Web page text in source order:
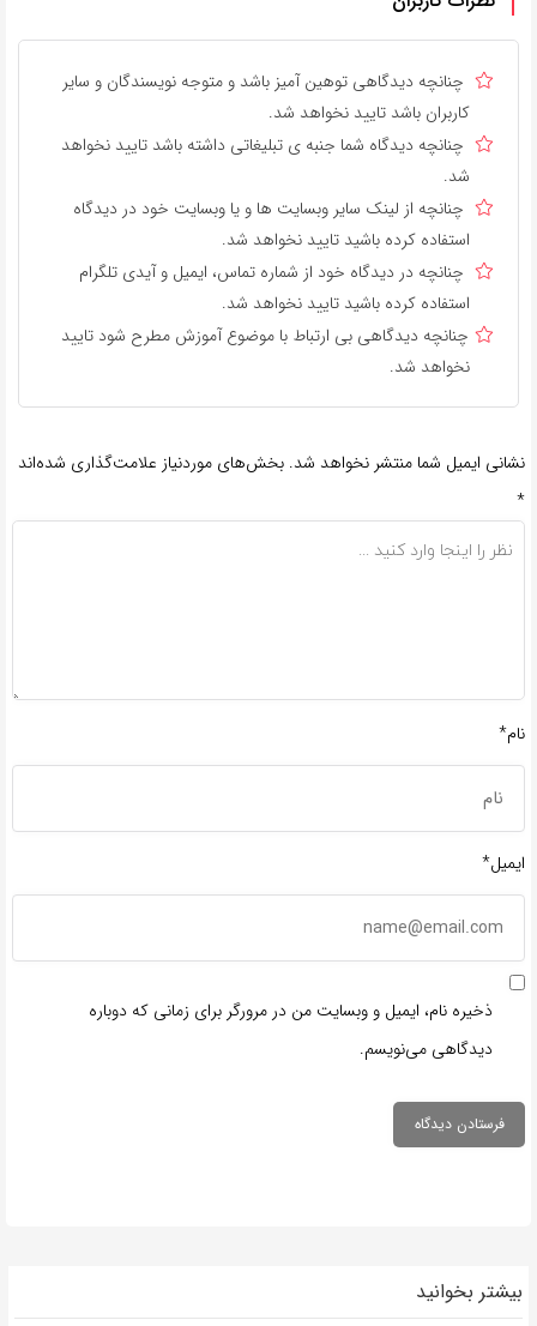
چنانچه دیدگاهی توهین آمیز باشد و متوجه نویسندگان و سایر
کاربران باشد تایید نخواهد شد.
چنانچه دیدگاه شما جنبه ی تبلیغاتی داشته باشد تایید نخواهد
شد.
چنانچه از لینک سایر وبسایت ها و یا وبسایت خود در دیدگاه
استفاده کرده باشید تایید نخواهد شد.
چنانچه در دیدگاه خود از شماره تماس، ایمیل و آیدی تلگرام
استفاده کرده باشید تایید نخواهد شد.
چنانچه دیدگاهی بی ارتباط با موضوع آموزش مطرح شود تایید
نخواهد شد.
نشانی ایمیل شما منتشر نخواهد شد. بخش‌های موردنیاز علامت‌گذاری شده‌اند
*
نام*
ایمیل*
ذخیره نام، ایمیل و وبسایت من در مرورگر برای زمانی که دوباره
دیدگاهی می‌نویسم.
بیشتر بخوانید